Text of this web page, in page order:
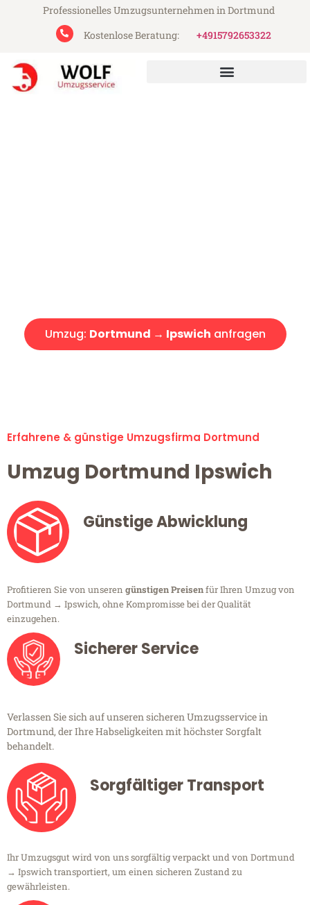
Professionelles Umzugsunternehmen in Dortmund
Kostenlose Beratung:
+4915792653322
Umzug: Dortmund → Ipswich anfragen
Erfahrene & günstige Umzugsfirma Dortmund
Umzug Dortmund Ipswich
Günstige Abwicklung
Profitieren Sie von unseren günstigen Preisenfür Ihren Umzug von
Dortmund → Ipswich, ohne Kompromisse bei der Qualität
einzugehen.
Sicherer Service
Verlassen Sie sich auf unseren sicheren Umzugsservice in
Dortmund, der Ihre Habseligkeiten mit höchster Sorgfalt
behandelt.
Sorgfältiger Transport
Ihr Umzugsgut wird von uns sorgfältig verpackt und von Dortmund
→ Ipswich transportiert, um einen sicheren Zustand zu
gewährleisten.